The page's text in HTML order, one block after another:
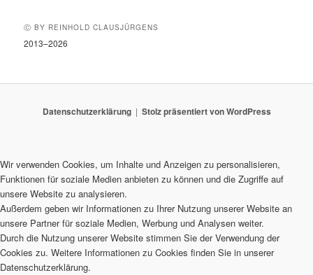
Ⓒ BY REINHOLD CLAUSJÜRGENS
2013–2026
Datenschutzerklärung Stolz präsentiert von WordPress
Wir verwenden Cookies, um Inhalte und Anzeigen zu personalisieren,
Funktionen für soziale Medien anbieten zu können und die Zugriffe auf
unsere Website zu analysieren.
Außerdem geben wir Informationen zu Ihrer Nutzung unserer Website an
unsere Partner für soziale Medien, Werbung und Analysen weiter.
Durch die Nutzung unserer Website stimmen Sie der Verwendung der
Cookies zu. Weitere Informationen zu Cookies finden Sie in unserer
Datenschutzerklärung.